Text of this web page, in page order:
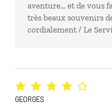
aventure… et de vous
très beaux souvenirs
cordialement / Le
GEORGES